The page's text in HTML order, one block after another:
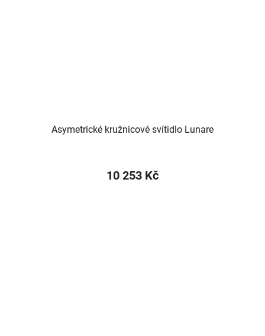
Asymetrické kružnicové svítidlo Lunare
10 253 Kč